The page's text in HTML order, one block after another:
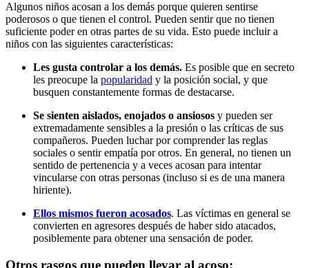
Algunos niños acosan a los demás porque quieren sentirse
poderosos o que tienen el control. Pueden sentir que no tienen
suficiente poder en otras partes de su vida. Esto puede incluir a
niños con las siguientes características:
Les gusta controlar a los demás. Es posible que en secreto
les preocupe la popularidad y la posición social, y que
busquen constantemente formas de destacarse.
Se sienten aislados, enojados o ansiosos y pueden ser
extremadamente sensibles a la presión o las críticas de sus
compañeros. Pueden luchar por comprender las reglas
sociales o sentir empatía por otros. En general, no tienen un
sentido de pertenencia y a veces acosan para intentar
vincularse con otras personas (incluso si es de una manera
hiriente).
Ellos mismos fueron acosados. Las víctimas en general se
convierten en agresores después de haber sido atacados,
posiblemente para obtener una sensación de poder.
Otros rasgos que pueden llevar al acoso: